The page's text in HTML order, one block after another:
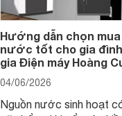
Hướng dẫn chọn
nước tốt cho gia
gia Điện máy Hoàng
04/06/2026
Nguồn nước sinh hoạt